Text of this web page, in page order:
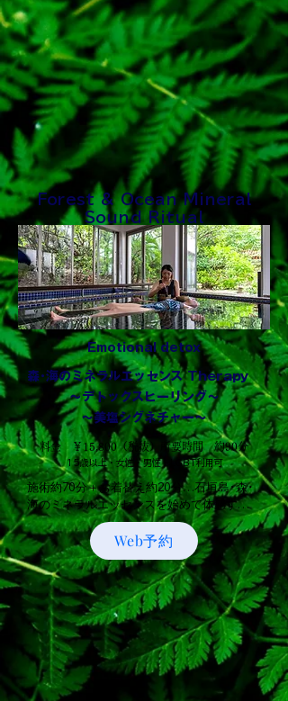
間を八重山諸島の豊かな自然が育んだ、石垣
島産の海塩を贅沢に使用。ミネラル豊富な海
塩でお肌をやさしく磨き、古い角質を穏やか
にオフ。
心地よいアロマとともに、心身ともに本来の
バランスへと整えていく、極上のスパトリー
トメントをご体感ください。
「☀️晴天特典」晴天キャッシュバックのご案
内】
当店では、晴れの日のご利用をより楽しんで
いただけるよう、以下の特典を常設しており
ます。
対象： ご予約時間が 09:30～15:30 のお客様
内容： 当日、現地が 晴天 の場合、その場で
1,000円 をキャッシュバックいたします。
判断基準： 気象庁の当日予報または現地の
天候状況に基づき判断いたします。
Forest & Ocean Mineral
Sound Ritual
Emotional detox
森･海のミネラルエッセンス Therapy
～デトックスヒーリング～
～美塩シグネチャー～
料金 ￥15,800（税抜）所要時間 約90分
15歳以上・女性・男性・LGBT利用可
施術約70分＋お着替え約20分…石垣島･森･
海のミネラルエッセンスを始めて体感す
る“コース。
現地支払￥15,800円（税別）
クレジットカード利用可
…BIAN Deep Trance Ritual…
森・海・音に包まれる、深い感覚のリトリー
ト体験。
石垣島の海と森が育んだミネラルエッセン
ス、そしてセラピストが奏でるシンギングボ
Web予約